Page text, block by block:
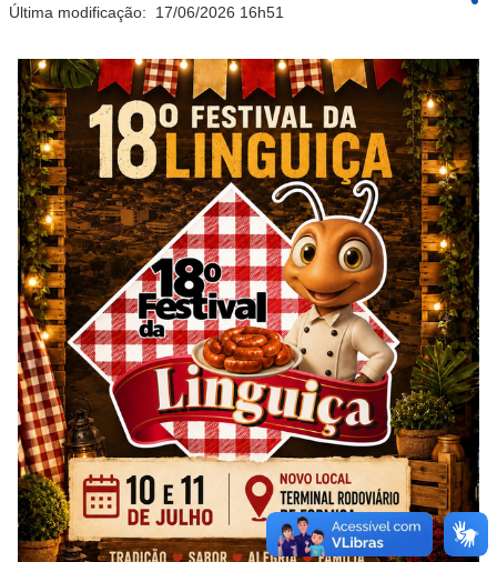
Última modificação: 17/06/2026 16h51